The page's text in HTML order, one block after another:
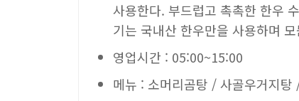
사용한다. 부드럽고 촉촉한 한우
기는 국내산 한우만을 사용하며
영업시간 : 05:00~15:00
메뉴 : 소머리곰탕 / 사골우거지탕